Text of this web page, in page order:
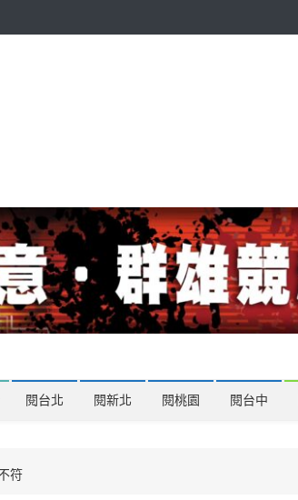
閱台北 閱新北 閱桃園 閱台中
符